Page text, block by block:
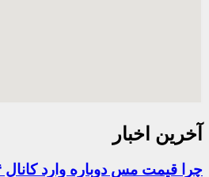
آخرین اخبار
چرا قیمت مس دوباره وارد کانال ۱۴ هزار دلار شد